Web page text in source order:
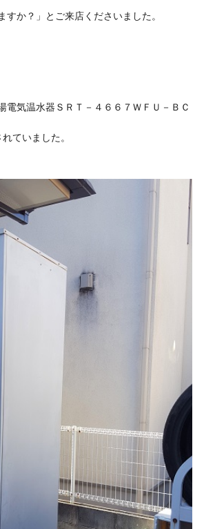
すか？」とご来店くださいました。
気温水器ＳＲＴ－４６６７ＷＦＵ－ＢＣ
ていました。